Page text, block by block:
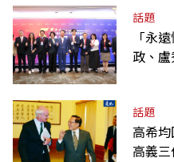
話題
「永
政、
話題
高希
高義